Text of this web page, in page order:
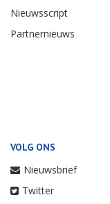
Nieuwsscript
Partnernieuws
VOLG ONS
Nieuwsbrief
Twitter